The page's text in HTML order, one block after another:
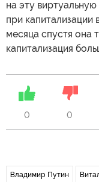
на эту
при капитализации
месяца спустя она
капитализация
0 0
Владимир Путин